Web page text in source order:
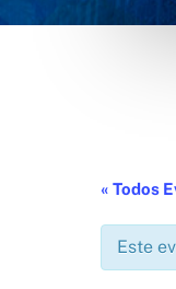
« Todos
Este